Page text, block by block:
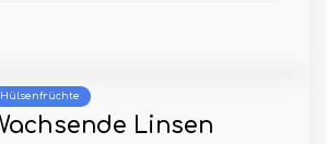
Hülsenfrüchte
Linsen